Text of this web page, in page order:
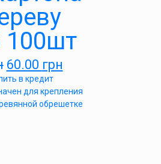
100шт
60.00 грн
в кредит
для крепления
обрешетке